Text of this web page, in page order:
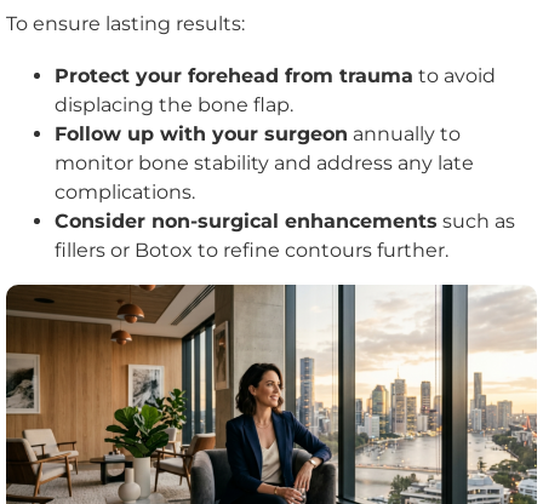
To ensure lasting results:
Protect your forehead from trauma to avoid
displacing the bone flap.
Follow up with your surgeon annually to
monitor bone stability and address any late
complications.
Consider non-surgical enhancements such as
fillers or Botox to refine contours further.